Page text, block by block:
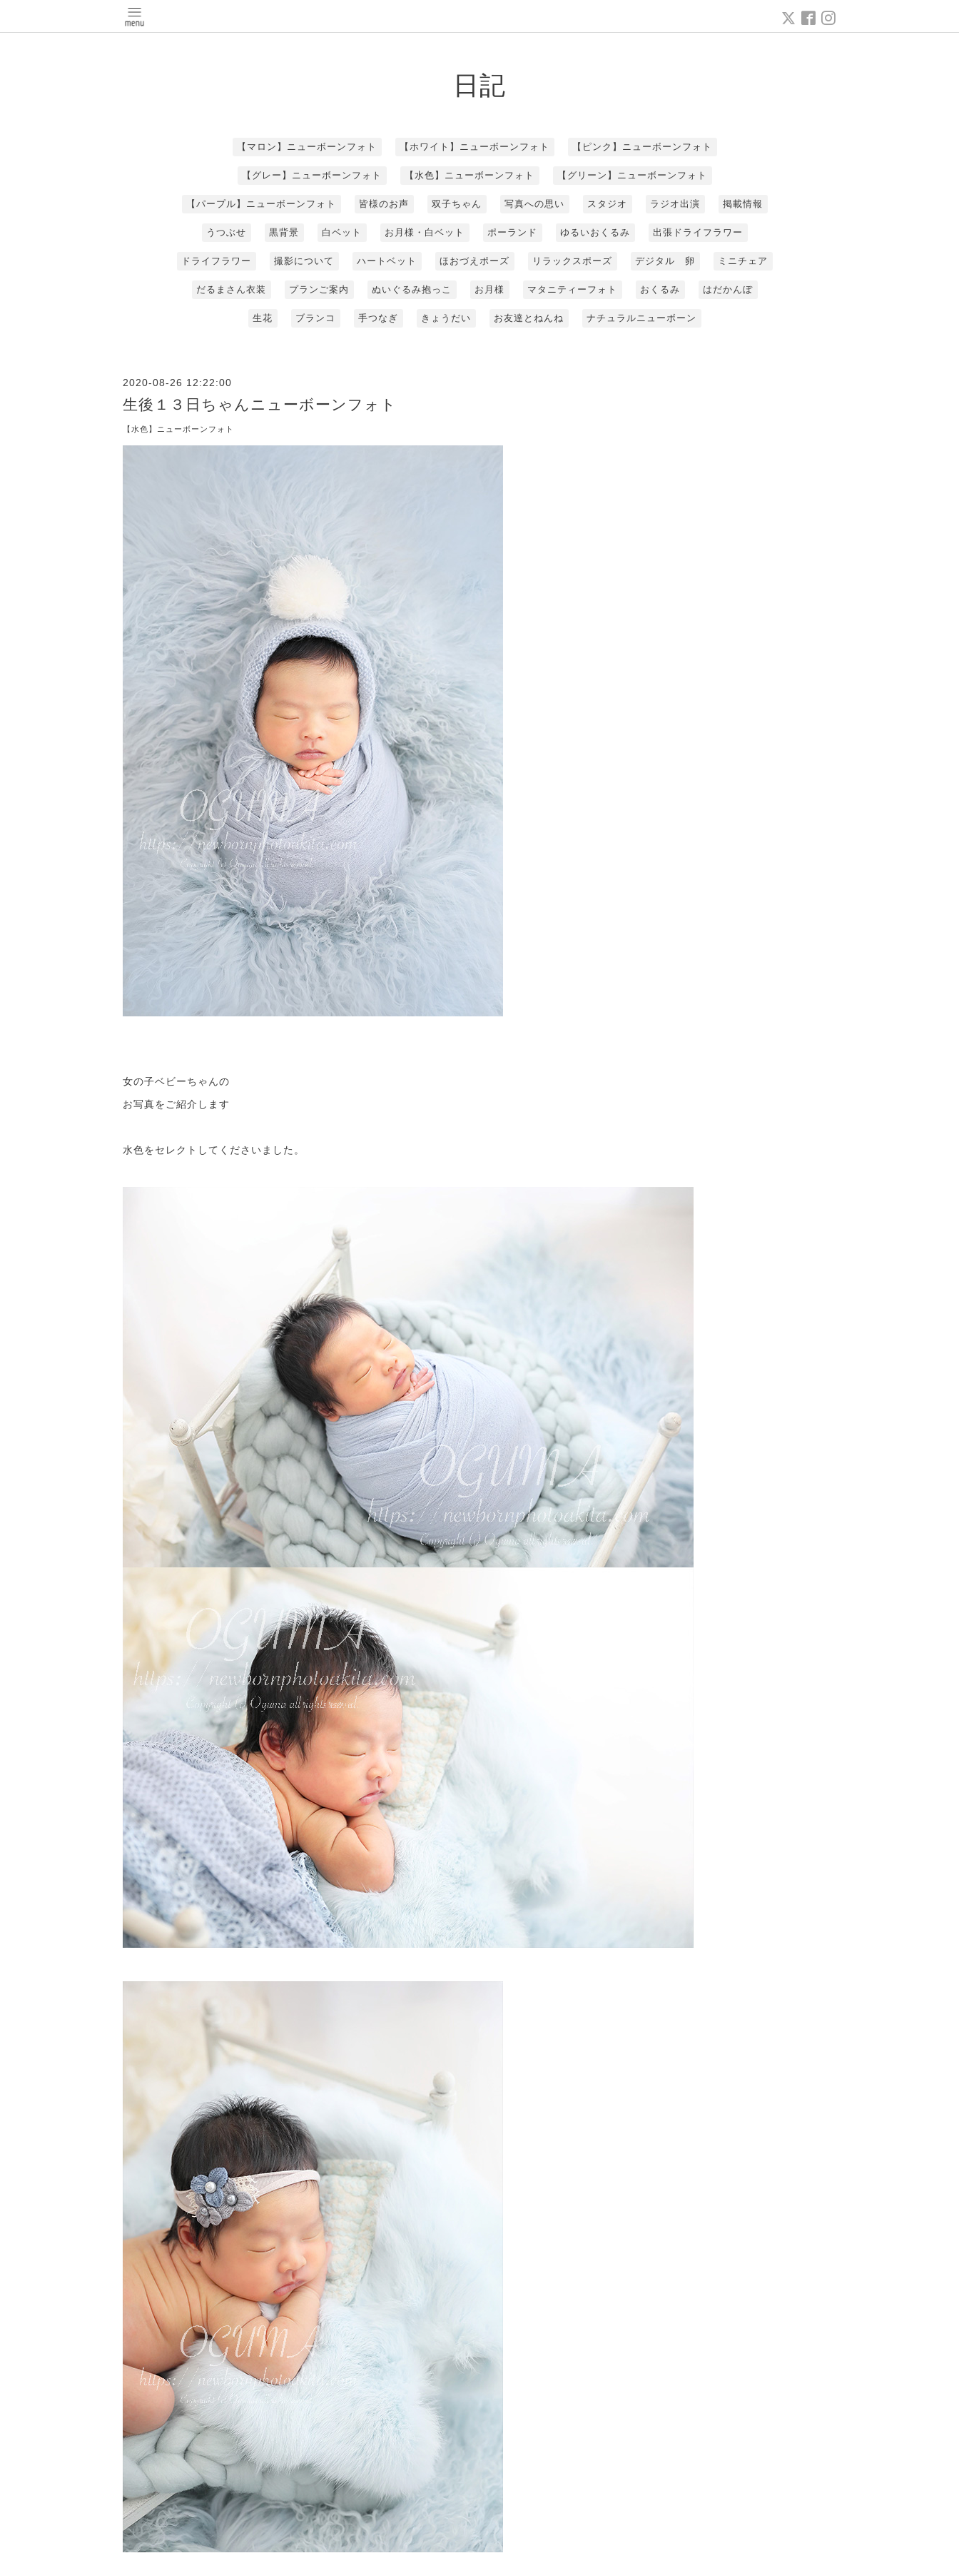
日記
【マロン】ニューボーンフォト 【ホワイト】ニューボーンフォト 【ピンク】ニューボーンフォト
【グレー】ニューボーンフォト 【水色】ニューボーンフォト 【グリーン】ニューボーンフォト
【パープル】ニューボーンフォト 皆様のお声 双子ちゃん 写真への思い スタジオ ラジオ出演 掲載情報
うつぶせ 黒背景 白ベット お月様・白ベット ポーランド ゆるいおくるみ 出張ドライフラワー
ドライフラワー 撮影について ハートベット ほおづえポーズ リラックスポーズ デジタル 卵 ミニチェア
だるまさん衣装 プランご案内 ぬいぐるみ抱っこ お月様 マタニティーフォト おくるみ はだかんぼ
生花 ブランコ 手つなぎ きょうだい お友達とねんね ナチュラルニューボーン
2020-08-26 12:22:00
生後１３日ちゃんニューボーンフォト
【水色】ニューボーンフォト
女の子ベビーちゃんの
お写真をご紹介します
水色をセレクトしてくださいました。